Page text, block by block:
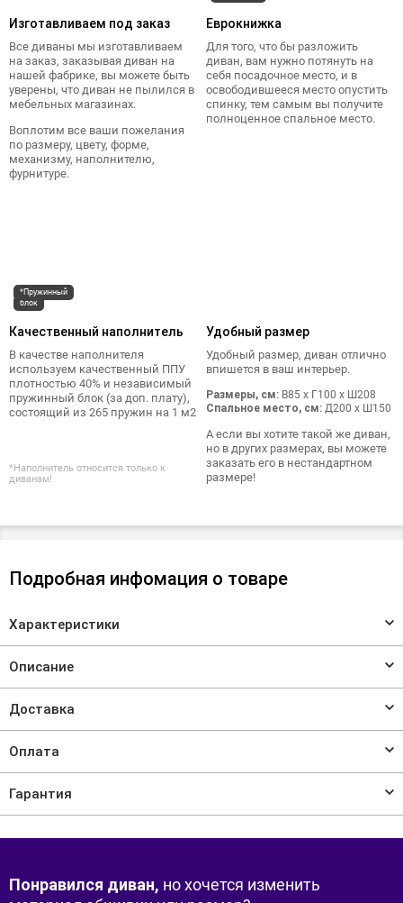
Изготавливаем под заказ
Все диваны мы изготавливаем
на заказ, заказывая диван на
нашей фабрике, вы можете быть
уверены, что диван не пылился в
мебельных магазинах.
Воплотим все ваши пожелания
по размеру, цвету, форме,
механизму, наполнителю,
фурнитуре.
Еврокнижка
Для того, что бы разложить
диван, вам нужно потянуть на
себя посадочное место, и в
освободившееся место опустить
спинку, тем самым вы получите
полноценное спальное место.
*Пружинный
блок
Качественный наполнитель
В качестве наполнителя
используем качественный ППУ
плотностью 40% и независимый
пружинный блок (за доп. плату),
состоящий из 265 пружин на 1 м2
*Наполнитель относится только к
диванам!
Удобный размер
Удобный размер, диван отлично
впишется в ваш интерьер.
Размеры, см: В85 x Г100 x Ш208
Спальное место, см: Д200 x Ш150
А если вы хотите такой же диван,
но в других размерах, вы можете
заказать его в нестандартном
размере!
Подробная инфомация о товаре
Характеристики
Описание
Доставка
Оплата
Гарантия
Понравился диван, но хочется изменить